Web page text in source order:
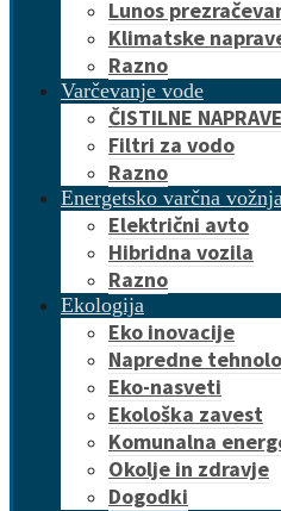
Lunos
Klimatske
Razno
Varčevanje vode
ČISTILNE
Filtri za vodo
Razno
Energetsko varčna
Električni avto
Hibridna vozila
Razno
Ekologija
Eko inovacije
Napredne
Eko-nasveti
Ekološka zavest
Komunalna
Okolje in zdravje
Dogodki